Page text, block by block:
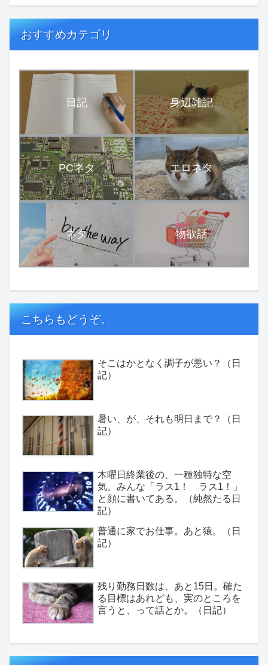
おすすめカテゴリ
日記 身辺雑記
PCネタ エロネタ
ネタ 物欲話
こちらもどうぞ。
そこはかとなく調子が悪い？（日
記）
暑い、が、それも明日まで？（日
記）
木曜日終業後の、一種独特な空
気。みんな「ラス1！ ラス1！」
と顔に書いてある。（純然たる日
記）
普通に家でお仕事。あと猿。（日
記）
残り勤務日数は、あと15日。確た
る目標はあれども、実のところを
言うと、って話とか。（日記）